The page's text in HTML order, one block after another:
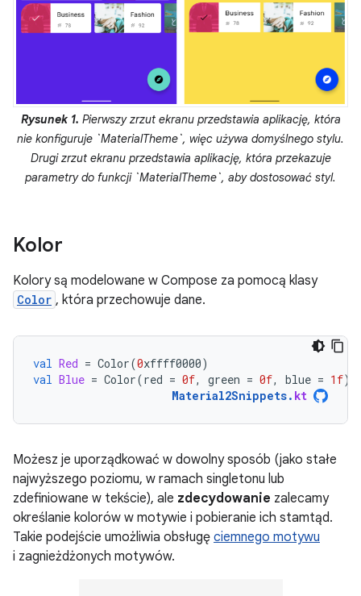
Rysunek 1. Pierwszy zrzut ekranu przedstawia aplikację, która
nie konfiguruje `MaterialTheme`, więc używa domyślnego stylu.
Drugi zrzut ekranu przedstawia aplikację, która przekazuje
parametry do funkcji `MaterialTheme`, aby dostosować styl.
Kolor
Kolory są modelowane w Compose za pomocą klasy
Color , która przechowuje dane.
val Red = Color(0xffff0000)
val Blue = Color(red = 0f, green = 0f, blue = 1f)
Material2Snippets. kt
Możesz je uporządkować w dowolny sposób (jako stałe
najwyższego poziomu, w ramach singletonu lub
zdefiniowane w tekście), ale zdecydowanie zalecamy
określanie kolorów w motywie i pobieranie ich stamtąd.
Takie podejście umożliwia obsługę ciemnego motywu
i zagnieżdżonych motywów.